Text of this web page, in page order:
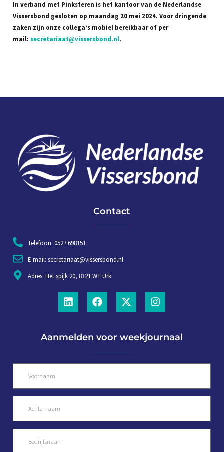
In verband met Pinksteren is het kantoor van de Nederlandse
Vissersbond gesloten op maandag 20 mei 2024. Voor dringende
zaken zijn onze collega’s mobiel bereikbaar of per
mail: secretariaat@vissersbond.nl.
Contact
Telefoon: 0527 698151
E-mail: secretariaat@vissersbond.nl
Adres: Het spijk 20, 8321 WT Urk
Aanmelden voor weekjournaal